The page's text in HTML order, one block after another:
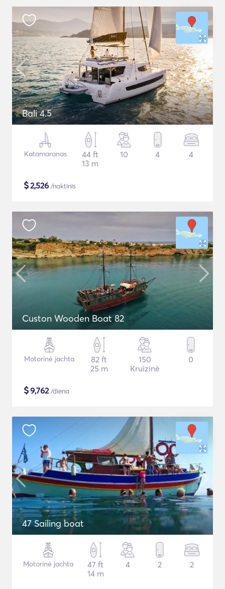
Bali 4.5
Katamaranas
44 ft
13 m
10 4 4
$2,526 /naktinis
Custon Wooden Boat 82
Motorinė jachta
82 ft
25 m
150
Kruizinė
0
$9,762/diena
47 Sailing boat
Motorinė jachta
47 ft
14 m
4 2 2